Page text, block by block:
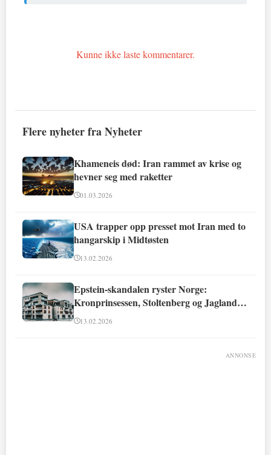
Kunne ikke laste kommentarer.
Flere nyheter fra Nyheter
Khameneis død: Iran rammet av krise og
hevner seg med raketter
01.03.2026
USA trapper opp presset mot Iran med to
hangarskip i Midtøsten
13.02.2026
Epstein-skandalen ryster Norge:
Kronprinsessen, Stoltenberg og Jagland
involvert
13.02.2026
ANNONSE